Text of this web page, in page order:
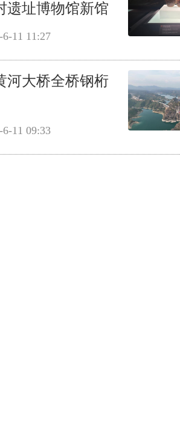
遗址博物馆新馆
6-11 11:27
河大桥全桥钢桁
6-11 09:33